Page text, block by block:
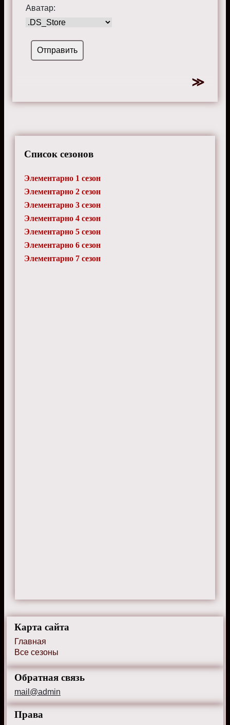
Аватар:
Список сезонов
Элементарно 1 сезон
Элементарно 2 сезон
Элементарно 3 сезон
Элементарно 4 сезон
Элементарно 5 сезон
Элементарно 6 сезон
Элементарно 7 сезон
Карта сайта
Главная
Все сезоны
Обратная связь
mail@admin
Права